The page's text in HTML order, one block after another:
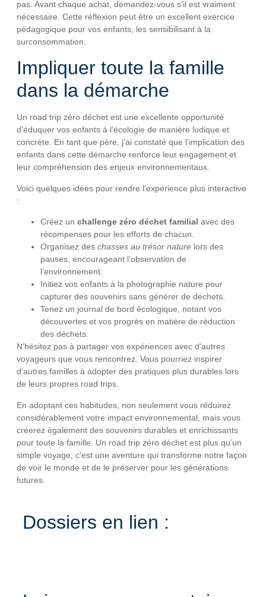
pas. Avant chaque achat, demandez-vous s’il est vraiment
nécessaire. Cette réflexion peut être un excellent exercice
pédagogique pour vos enfants, les sensibilisant à la
surconsommation.
Impliquer toute la famille
dans la démarche
Un road trip zéro déchet est une excellente opportunité
d’éduquer vos enfants à l’écologie de manière ludique et
concrète. En tant que père, j’ai constaté que l’implication des
enfants dans cette démarche renforce leur engagement et
leur compréhension des enjeux environnementaux.
Voici quelques idées pour rendre l’expérience plus interactive
:
Créez un challenge zéro déchet familial avec des
récompenses pour les efforts de chacun.
Organisez des chasses au trésor nature lors des
pauses, encourageant l’observation de
l’environnement.
Initiez vos enfants à la photographie nature pour
capturer des souvenirs sans générer de déchets.
Tenez un journal de bord écologique, notant vos
découvertes et vos progrès en matière de réduction
des déchets.
N’hésitez pas à partager vos expériences avec d’autres
voyageurs que vous rencontrez. Vous pourriez inspirer
d’autres familles à adopter des pratiques plus durables lors
de leurs propres road trips.
En adoptant ces habitudes, non seulement vous réduirez
considérablement votre impact environnemental, mais vous
créerez également des souvenirs durables et enrichissants
pour toute la famille. Un road trip zéro déchet est plus qu’un
simple voyage, c’est une aventure qui transforme notre façon
de voir le monde et de le préserver pour les générations
futures.
Dossiers en lien :